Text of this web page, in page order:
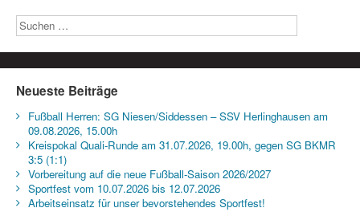
Neueste Beiträge
Fußball Herren: SG Niesen/Siddessen – SSV Herlinghausen am
09.08.2026, 15.00h
Kreispokal Quali-Runde am 31.07.2026, 19.00h, gegen SG BKMR
3:5 (1:1)
Vorbereitung auf die neue Fußball-Saison 2026/2027
Sportfest vom 10.07.2026 bis 12.07.2026
Arbeitseinsatz für unser bevorstehendes Sportfest!